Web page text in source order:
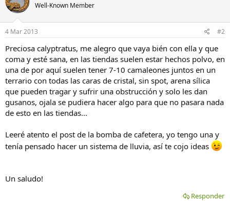
Well-Known Member
4 Mar 2013 #2
Preciosa calyptratus, me alegro que vaya bién con ella y que
coma y esté sana, en las tiendas suelen estar hechos polvo, en
una de por aquí suelen tener 7-10 camaleones juntos en un
terrario con todas las caras de cristal, sin spot, arena sílica
que pueden tragar y sufrir una obstrucción y solo les dan
gusanos, ojala se pudiera hacer algo para que no pasara nada
de esto en las tiendas...
Leeré atento el post de la bomba de cafetera, yo tengo una y
tenía pensado hacer un sistema de lluvia, así te cojo ideas
Un saludo!
Responder